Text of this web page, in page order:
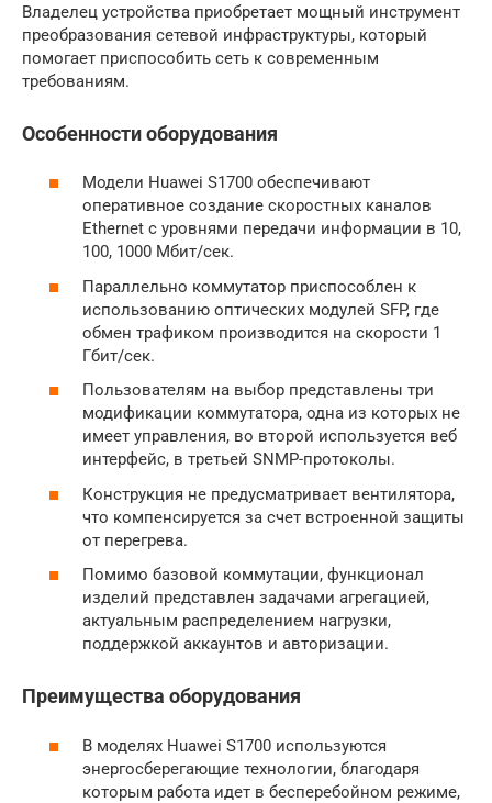
Владелец устройства приобретает мощный инструмент
преобразования сетевой инфраструктуры, который
помогает приспособить сеть к современным
требованиям.
Особенности оборудования
Модели Huawei S1700 обеспечивают
оперативное создание скоростных каналов
Ethernet с уровнями передачи информации в 10,
100, 1000 Мбит/сек.
Параллельно коммутатор приспособлен к
использованию оптических модулей SFP, где
обмен трафиком производится на скорости 1
Гбит/сек.
Пользователям на выбор представлены три
модификации коммутатора, одна из которых не
имеет управления, во второй используется веб
интерфейс, в третьей SNMP-протоколы.
Конструкция не предусматривает вентилятора,
что компенсируется за счет встроенной защиты
от перегрева.
Помимо базовой коммутации, функционал
изделий представлен задачами агрегацией,
актуальным распределением нагрузки,
поддержкой аккаунтов и авторизации.
Преимущества оборудования
В моделях Huawei S1700 используются
энергосберегающие технологии, благодаря
которым работа идет в бесперебойном режиме,